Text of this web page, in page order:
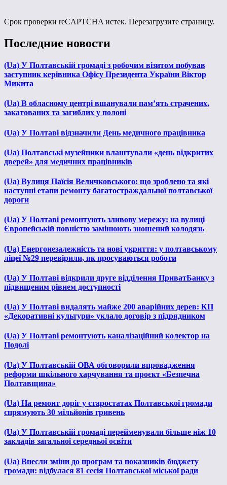
Срок проверки reCAPTCHA истек. Перезагрузите страницу.
Последние новости
(Ua) У Полтавській громаді з робочим візитом побував
заступник керівника Офісу Президента України Віктор
Микита
(Ua) В обласному центрі вшанували пам’ять страчених,
закатованих та загиблих у полоні
(Ua) У Полтаві відзначили День медичного працівника
(Ua) Полтавські музейники влаштували «день відкритих
дверей» для медичних працівників
(Ua) Вулиця Паїсія Величковського: що зроблено та які
наступні етапи ремонту багатостраждальної полтавської
дороги
(Ua) У Полтаві ремонтують зливову мережу: на вулиці
Європейській повністю замінюють зношений колодязь
(Ua) Енергонезалежність та нові укриття: у полтавському
ліцеї №29 перевірили, як просуваються роботи
(Ua) У Полтаві відкрили друге відділення ПриватБанку з
підвищеним рівнем доступності
(Ua) У Полтаві видалять майже 200 аварійних дерев: КП
«Декоративні культури» уклало договір з підрядником
(Ua) У Полтаві ремонтують каналізаційний колектор на
Подолі
(Ua) У Полтавській ОВА обговорили впровадження
реформи шкільного харчування та проєкт «Безпечна
Полтавщина»
(Ua) На ремонт доріг у старостатах Полтавської громади
спрямують 30 мільйонів гривень
(Ua) У Полтавській громаді перейменували більше ніж 10
закладів загальної середньої освіти
(Ua) Внесли зміни до програм та показників бюджету
громади: відбулася 81 сесія Полтавської міської ради